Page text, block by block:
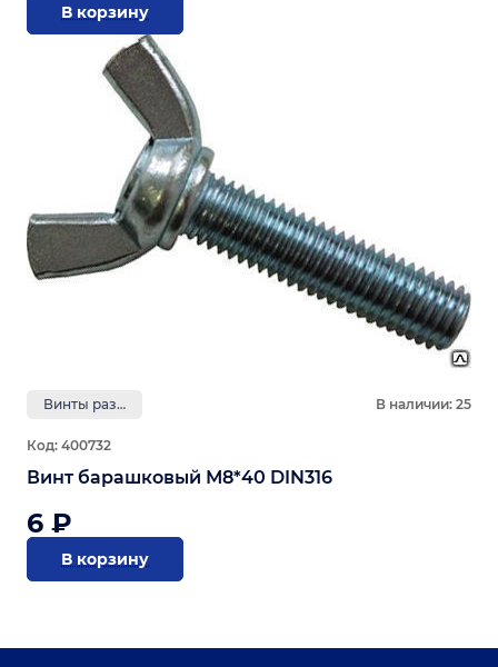
В корзину
Винты разные В наличии: 25
Код: 400732
Винт барашковый М8*40 DIN316
6 ₽
В корзину